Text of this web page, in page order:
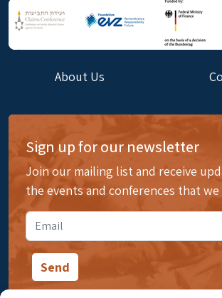
About Us
Sign up for our newsletter
Join our mailing list and receive
the events and conferences that